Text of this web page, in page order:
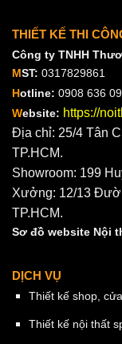
THIẾT KẾ THI
Công ty TNHH
MST: 0317829861
Hotline: 0908 636
Website: https://
Địa chỉ: 25/4 Tân
TP.HCM.
Showroom: 199
Xưởng: 12/13
TP.HCM.
Sơ đồ website Nội
DỊCH VỤ
Thiết kế shop,
Thiết kế nội thất